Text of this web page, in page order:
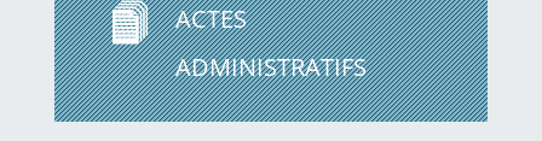
ACTES
ADMINISTRATIFS